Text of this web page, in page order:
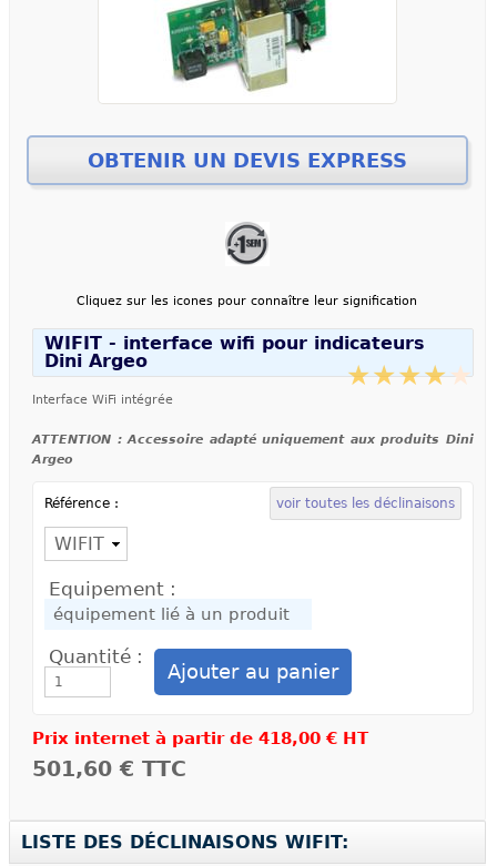
Cliquez sur les icones pour connaître leur signification
WIFIT - interface wifi pour indicateurs
Dini Argeo
Interface WiFi intégrée
ATTENTION : Accessoire adapté uniquement aux produits Dini
Argeo
Référence : voir toutes les déclinaisons
Equipement :
Quantité :
Prix internet à partir de 418,00 € HT
501,60 € TTC
LISTE DES DÉCLINAISONS WIFIT: